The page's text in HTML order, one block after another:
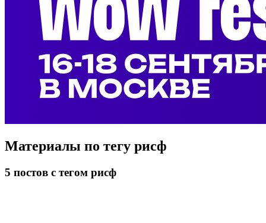
Материалы по тегу рисф
5 постов с тегом рисф